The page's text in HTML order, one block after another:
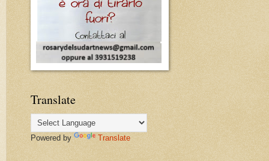
Translate
Powered by Translate